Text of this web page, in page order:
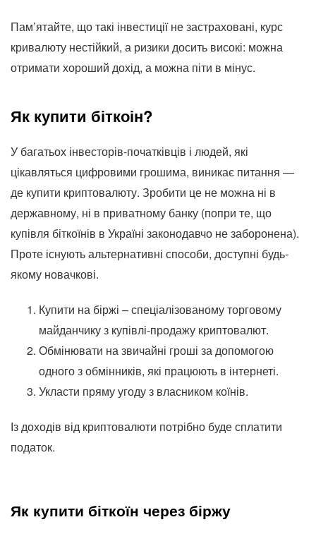
Пам’ятайте, що такі інвестиції не застраховані, курс
кривалюту нестійкий, а ризики досить високі: можна
отримати хороший дохід, а можна піти в мінус.
Як купити біткоін?
У багатьох інвесторів-початківців і людей, які
цікавляться цифровими грошима, виникає питання —
де купити криптовалюту. Зробити це не можна ні в
державному, ні в приватному банку (попри те, що
купівля біткоїнів в Україні законодавчо не заборонена).
Проте існують альтернативні способи, доступні будь-
якому новачкові.
Купити на біржі – спеціалізованому торговому
майданчику з купівлі-продажу криптовалют.
Обмінювати на звичайні гроші за допомогою
одного з обмінників, які працюють в інтернеті.
Укласти пряму угоду з власником коїнів.
Із доходів від криптовалюти потрібно буде сплатити
податок.
Як купити біткоїн через біржу